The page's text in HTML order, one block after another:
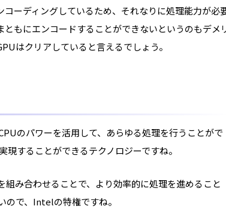
ーディングしているため、それなりに処理能力が必
もにエンコードすることができないというのもデメ
はクリアしていると言えるでしょう。
のパワーを活用して、あらゆる処理を行うことがで
することができるテクノロジーですね。
組み合わせることで、より効率的に処理を進めること
ので、Intelの特権ですね。